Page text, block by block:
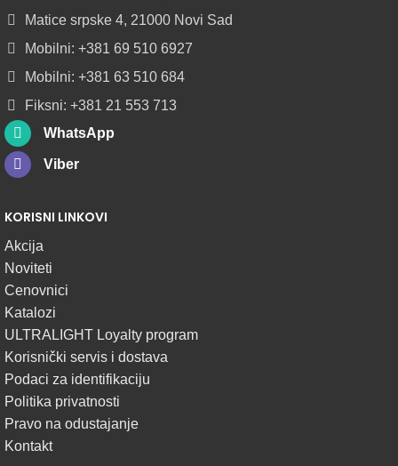
U
ROLNAMA
POGLEDAJ
Matice srpske 4, 21000 Novi Sad
Mobilni: +381 69 510 6927
Mobilni: +381 63 510 684
Fiksni: +381 21 553 713
WhatsApp
Viber
KORISNI LINKOVI
Akcija
Noviteti
Cenovnici
Katalozi
ULTRALIGHT Loyalty program
Korisnički servis i dostava
Podaci za identifikaciju
Politika privatnosti
Pravo na odustajanje
Kontakt